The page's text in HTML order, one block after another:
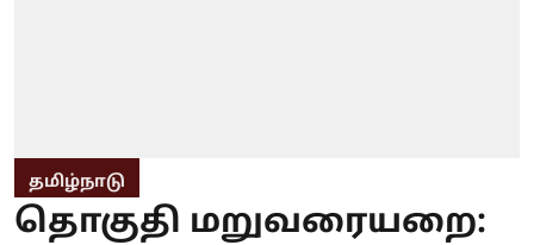
தமிழ்நாடு
தொகுதி மறுவரையறை: